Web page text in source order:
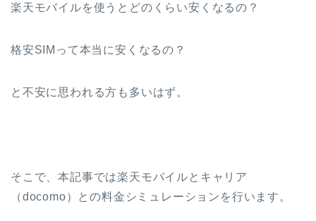
楽天モバイルを使うとどのくらい安くなるの？
格安SIMって本当に安くなるの？
と不安に思われる方も多いはず。
そこで、本記事では楽天モバイルとキャリア
（docomo）との料金シミュレーションを行います。